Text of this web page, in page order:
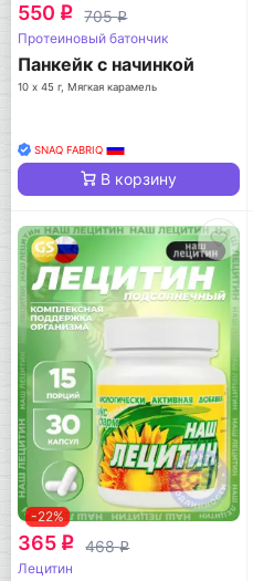
550 q 705q
Протеиновый батончик
Панкейк с начинкой
10 х 45 г, Мягкая карамель
SNAQ FABRIQ
В корзину
-22%
365 q 468q
Лецитин